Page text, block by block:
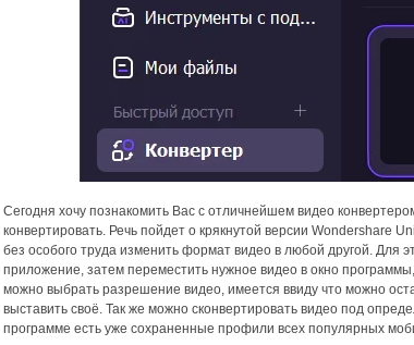
Сегодня хочу познакомить Вас с отличнейшем видео
конвертировать. Речь пойдет о крякнутой версии Wondershare
без особого труда изменить формат видео в любой другой. Для
приложение, затем переместить нужное видео в окно
можно выбрать разрешение видео, имеется ввиду что можно
выставить своё. Так же можно сконвертировать видео под
программе есть уже сохраненные профили всех популярных